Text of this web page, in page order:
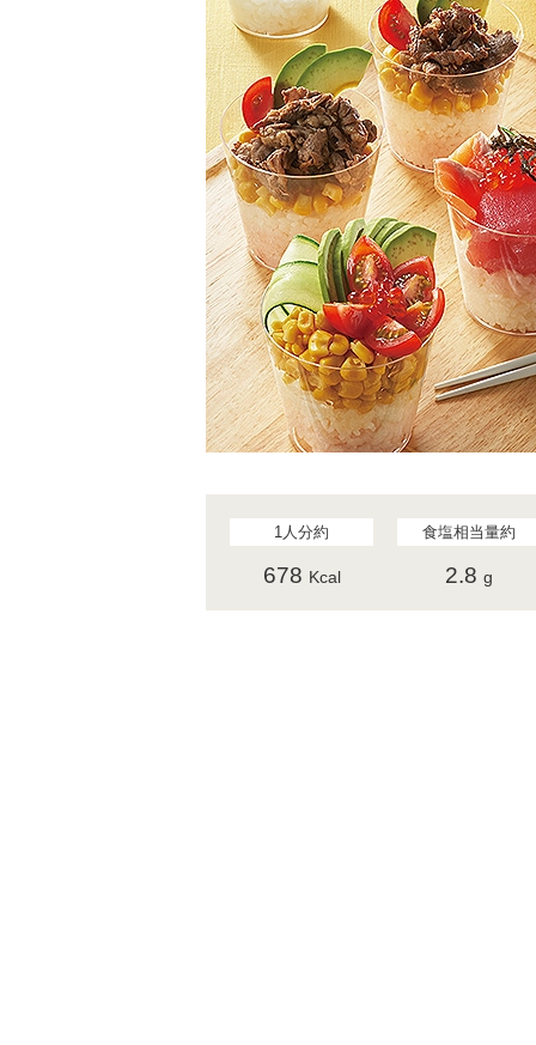
1人分約
678 Kcal
食塩相当量約
2.8 g